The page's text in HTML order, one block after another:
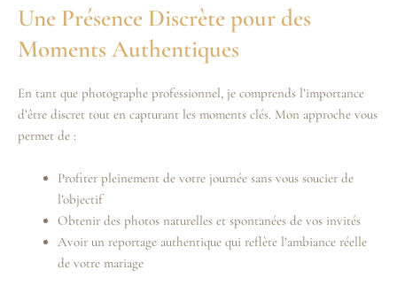
Une Présence Discrète pour des
Moments Authentiques
En tant que photographe professionnel, je comprends l’importance
d’être discret tout en capturant les moments clés. Mon approche vous
permet de :
Profiter pleinement de votre journée sans vous soucier de
l’objectif
Obtenir des photos naturelles et spontanées de vos invités
Avoir un reportage authentique qui reflète l’ambiance réelle
de votre mariage